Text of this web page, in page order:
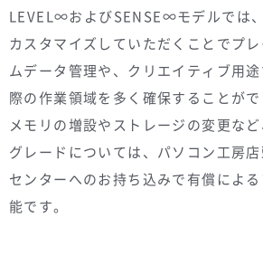
LEVEL∞およびSENSE∞モデルでは
カスタマイズしていただくことでプ
ムデータ管理や、クリエイティブ用
際の作業領域を多く確保することがで
メモリの増設やストレージの変更な
グレードについては、パソコン工房
センターへのお持ち込みで有償によ
能です。